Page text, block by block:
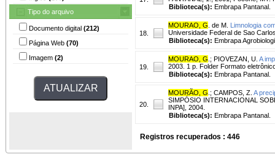
Tipo do arquivo
Documento digital (212)
Página Web (70)
Imagem (2)
Biblioteca(s): Embrapa Pantanal.
18.
MOURAO, G . de M. Limnologia
Universidade Federal de Sao
Biblioteca(s): Embrapa
19.
MOURAO, G ; PIOVEZAN, U. A
2003. 1 p. Folder Formato
Biblioteca(s): Embrapa Pantanal.
20.
MOURÃO, G ; CAMPOS, Z. A
SIMPÓSIO INTERNACIONAL
INPA], 2004.
Biblioteca(s): Embrapa Pantanal.
Registros recuperados : 446